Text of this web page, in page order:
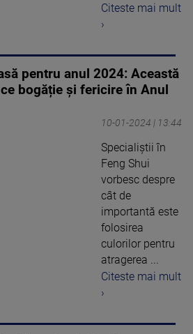
Citeste mai mult
›
pentru anul 2024: Această
bogăție și fericire în Anul
10-01-2024 | 13:44
Specialiștii în
Feng Shui
vorbesc despre
cât de
importantă este
folosirea
culorilor pentru
atragerea ...
Citeste mai mult
›